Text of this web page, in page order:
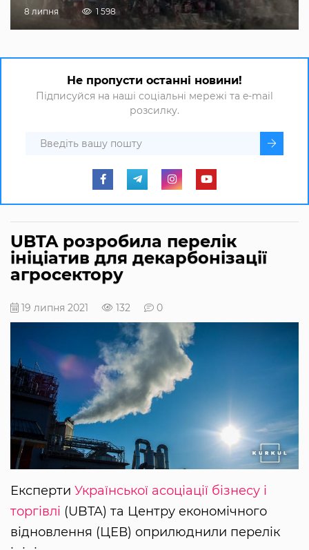
8 липня 1 598
Не пропусти останні новини!
Підписуйся на наші соціальні мережі та e-mail
розсилку.
UBTA розробила перелік
ініціатив для декарбонізації
агросектору
19 липня 2021 132 0
Експерти Української асоціації бізнесу і
торгівлі (UBTA) та Центру економічного
відновлення (ЦЕВ) оприлюднили перелік